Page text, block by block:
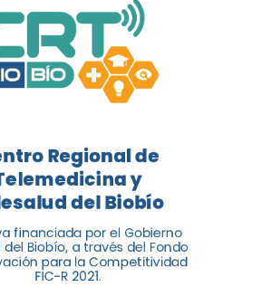
CRT
Regional de
y Telesalud del
presenta el balance de
acercando la salud
a los habitantes...
Regional de
y
del Biobío
financiada por el Gobierno
del Biobío, a través del Fondo
para la Competitividad
FIC-R 2021.